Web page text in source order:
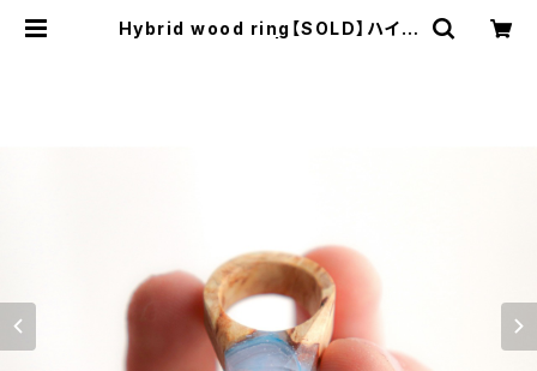
Hybrid wood ring【SOLD】ハイブ